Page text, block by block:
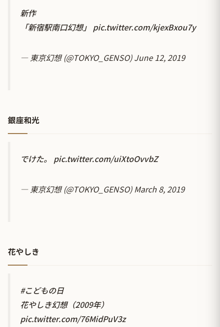
新作
「新宿駅南口幻想」 pic.twitter.com/kjexBxou7y
— 東京幻想 (@TOKYO_GENSO)June 12, 2019
銀座和光
でけた。 pic.twitter.com/uiXtoOvvbZ
— 東京幻想 (@TOKYO_GENSO)March 8, 2019
花やしき
#こどもの日
花やしき幻想（2009年）
pic.twitter.com/76MidPuV3z